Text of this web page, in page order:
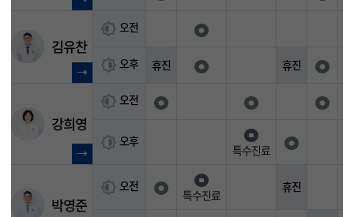
김유찬
오전
오후 휴진 휴진
강희영
오전
오후
특수진료
박영준
오전
특수진료
휴진